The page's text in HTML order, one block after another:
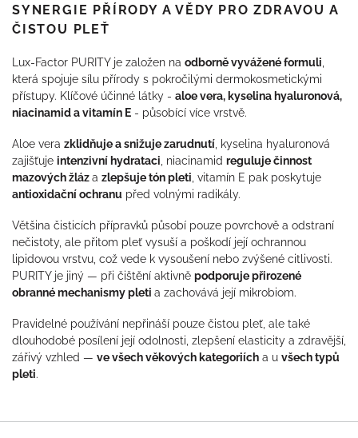
SYNERGIE PŘÍRODY A VĚDY PRO ZDRAVOU A
ČISTOU PLEŤ
Lux-Factor PURITY je založen na odborně vyvážené formuli
která spojuje sílu přírody s pokročilými dermokosmetickými
přístupy. Klíčové účinné látky - aloe vera, kyselina hyaluronová,
niacinamid a vitamín E - působící více vrstvě.
Aloe vera zklidňuje a snižuje zarudnutí , kyselina hyaluronová
zajišťuje intenzivní hydrataci , niacinamid reguluje činnost
mazových žláza zlepšuje tón pleti , vitamín E pak poskytuje
antioxidační ochranu před volnými radikály.
Většina čisticích přípravků působí pouze povrchově a odstraní
nečistoty, ale přitom pleť vysuší a poškodí její ochrannou
lipidovou vrstvu, což vede k vysoušení nebo zvýšené citlivosti.
PURITY je jiný — při čištění aktivně podporuje přirozené
obranné mechanismy pleti a zachovává její mikrobiom.
Pravidelné používání nepřináší pouze čistou pleť, ale také
dlouhodobé posílení její odolnosti, zlepšení elasticity a zdravější,
zářivý vzhled — ve všech věkových kategoriích a u všech typů
pleti.